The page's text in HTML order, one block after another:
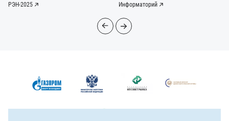
РЭН-2025 Информаторий